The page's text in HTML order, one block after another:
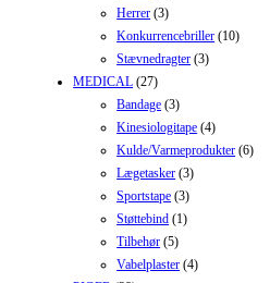
Herrer (3)
Konkurrencebriller (10)
Stævnedragter (3)
MEDICAL (27)
Bandage (3)
Kinesiologitape (4)
Kulde/Varmeprodukter (6)
Lægetasker (3)
Sportstape (3)
Støttebind (1)
Tilbehør (5)
Vabelplaster (4)